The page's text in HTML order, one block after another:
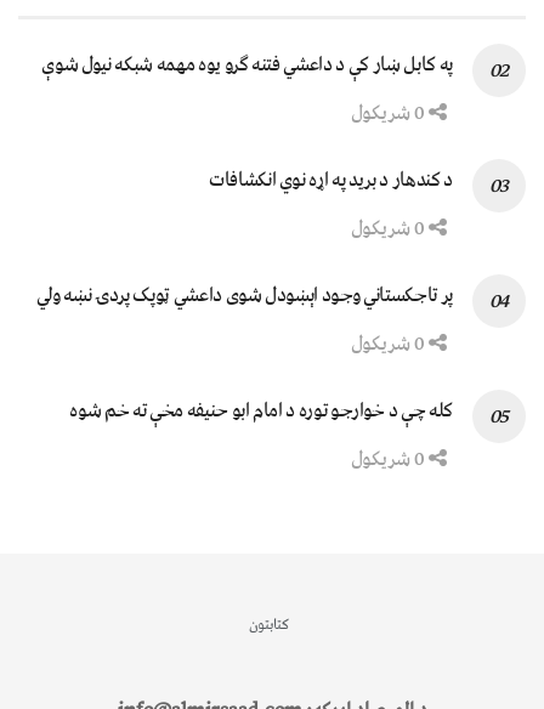
په کابل ښار کې د داعشي فتنه ګرو يوه مهمه شبکه نيول شوې
د کندهار د برید په اړه نوي انکشافات
پر تاجکستاني وجود اېښودل شوی داعشي ټوپک پردۍ نښه ولي
کله چې د خوارجو توره د امام ابو حنیفه مخې ته خم شوه
کتابتون